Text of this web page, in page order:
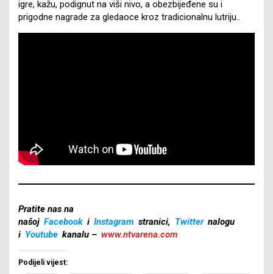
igre, kažu, podignut na viši nivo, a obezbijeđene su i
prigodne nagrade za gledaoce kroz tradicionalnu lutriju..
Pratite nas na
našoj Facebook i Instagram stranici, Twitter nalogu
i Youtube kanalu – www.ntvarena.com
Podijeli vijest: